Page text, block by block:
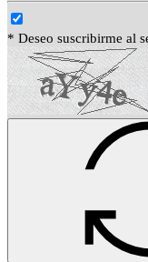
* Deseo suscribirme al